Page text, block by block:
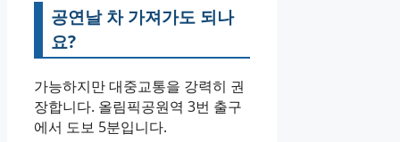
공연날 차 가져가도 되나
요?
가능하지만 대중교통을 강력히 권
장합니다. 올림픽공원역 3번 출구
에서 도보 5분입니다.